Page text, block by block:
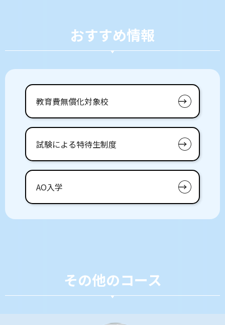
おすすめ情報
教育費無償化対象校
試験による特待生制度
AO入学
その他のコース